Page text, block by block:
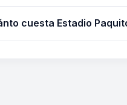
cuesta Estadio